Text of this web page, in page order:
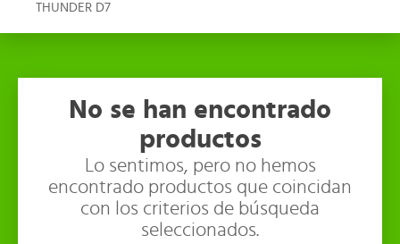
THUNDER D7
No se han encontrado
productos
Lo sentimos, pero no hemos
encontrado productos que coincidan
con los criterios de búsqueda
seleccionados.